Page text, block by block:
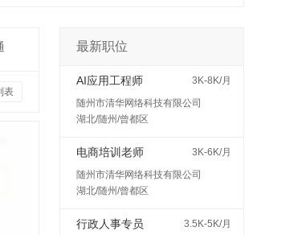
表
最新职位
AI应用工程师
3K-8K/月
随州市清华网络科技有限公司
湖北/随州/曾都区
电商培训老师
3K-6K/月
随州市清华网络科技有限公司
湖北/随州/曾都区
行政人事专员
3.5K-5K/月